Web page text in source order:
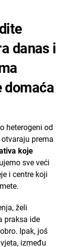
danas i
domaća
heterogeni od
prema
koje
sve veći
i centre koji
želi
praksa ide
Ipak, još
između